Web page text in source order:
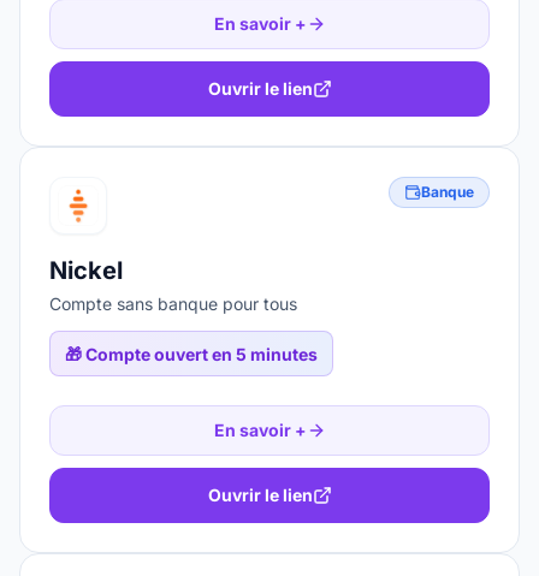
En savoir +
Ouvrir le lien
Banque
Nickel
Compte sans banque pour tous
🎁Compte ouvert en 5 minutes
En savoir +
Ouvrir le lien